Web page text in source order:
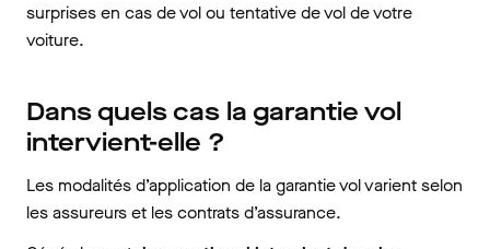
surprises en cas de vol ou tentative de vol de votre
voiture.
Dans quels cas la garantie vol
intervient-elle ?
Les modalités d’application de la garantie vol varient selon
les assureurs et les contrats d’assurance.